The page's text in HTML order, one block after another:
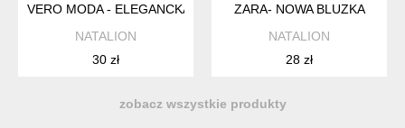
VERO MODA - ELEGANCKA TUNIKA
NATALION
30 zł
ZARA- NOWA BLUZKA
NATALION
28 zł
zobacz wszystkie produkty